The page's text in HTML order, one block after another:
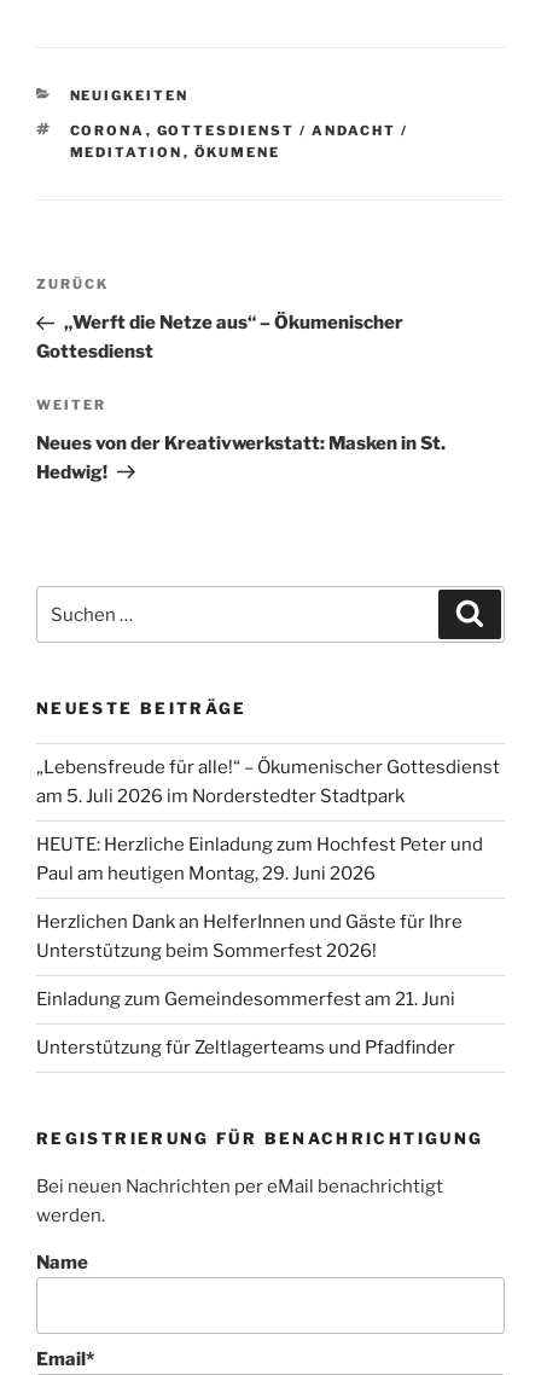
KATEGORIEN
NEUIGKEITEN
SCHLAGWÖRTER
CORONA , GOTTESDIENST / ANDACHT /
MEDITATION , ÖKUMENE
Beitragsnavigation
Vorheriger
Beitrag
ZURÜCK
„Werft die Netze aus“ – Ökumenischer
Gottesdienst
Nächster
Beitrag
WEITER
Neues von der Kreativwerkstatt: Masken in St.
Hedwig!
nach:
NEUESTE BEITRÄGE
„Lebensfreude für alle!“ – Ökumenischer Gottesdienst
am 5. Juli 2026 im Norderstedter Stadtpark
HEUTE: Herzliche Einladung zum Hochfest Peter und
Paul am heutigen Montag, 29. Juni 2026
Herzlichen Dank an HelferInnen und Gäste für Ihre
Unterstützung beim Sommerfest 2026!
Einladung zum Gemeindesommerfest am 21. Juni
Unterstützung für Zeltlagerteams und Pfadfinder
REGISTRIERUNG FÜR BENACHRICHTIGUNG
Bei neuen Nachrichten per eMail benachrichtigt
werden.
Name
Email*